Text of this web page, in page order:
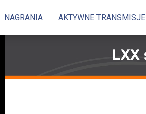
NAGRANIA AKTYWNE TRANSMISJE